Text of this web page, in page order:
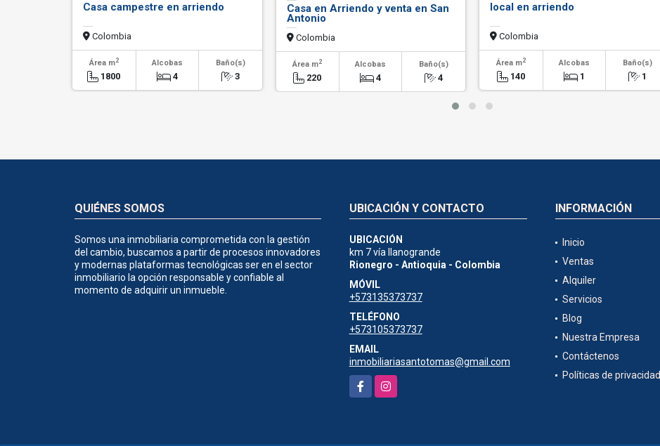
Casa campestre en arriendo
Colombia
Área m2
1800
Alcobas
4
Baño(s)
3
Casa en Arriendo y venta en San
Antonio
Colombia
Área m2
220
Alcobas
4
Baño(s)
4
local en arriendo
Colombia
Área m2
140
Alcobas
1
Baño(s)
1
QUIÉNES SOMOS
Somos una inmobiliaria comprometida con la gestión
del cambio, buscamos a partir de procesos innovadores
y modernas plataformas tecnológicas ser en el sector
inmobiliario la opción responsable y confiable al
momento de adquirir un inmueble.
UBICACIÓN Y CONTACTO
UBICACIÓN
km 7 vía llanogrande
Rionegro - Antioquia - Colombia
MÓVIL
+573135373737
TELÉFONO
+573105373737
EMAIL
inmobiliariasantotomas@gmail.com
FacebookInstagram
INFORMACIÓN
Inicio
Ventas
Alquiler
Servicios
Blog
Nuestra Empresa
Contáctenos
Políticas de privacidad